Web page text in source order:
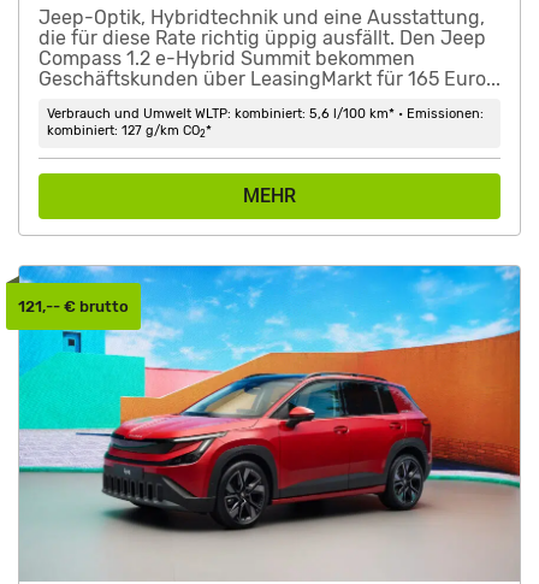
Jeep-Optik, Hybridtechnik und eine Ausstattung,
die für diese Rate richtig üppig ausfällt. Den Jeep
Compass 1.2 e-Hybrid Summit bekommen
Geschäftskunden über LeasingMarkt für 165 Euro...
Verbrauch und Umwelt WLTP: kombiniert: 5,6 l/100 km* • Emissionen:
kombiniert: 127 g/km CO2*
MEHR
121,-- € brutto